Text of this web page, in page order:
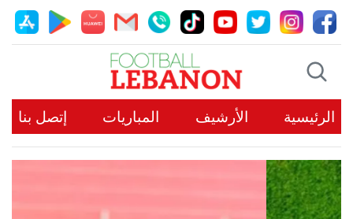
الرئيسية الأرشيف المباريات إتصل بنا